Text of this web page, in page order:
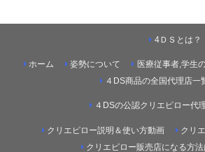
ホーム
4ＤＳとは？
姿勢について
医療従事者,学生
４DS商品の全国代理店一
４DSの公認クリエピロー代
クリエピロー説明＆使い方動画
クリ
クリエピロー販売店になる方法